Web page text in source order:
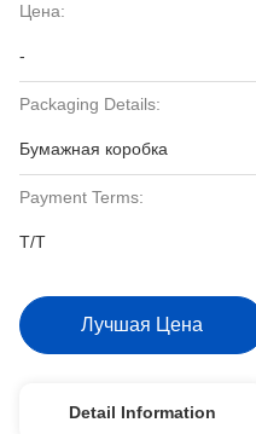
Цена:
-
Packaging Details:
Бумажная коробка
Payment Terms:
T/T
Лучшая Цена
Detail Information